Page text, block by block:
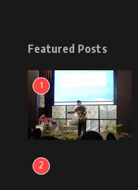
Featured Posts
1
2